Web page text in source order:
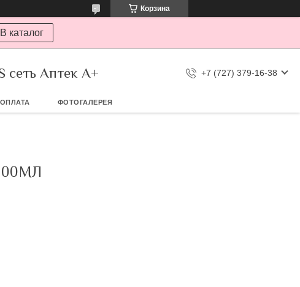
Корзина
В каталог
Аптек А+ +7 (727) 379-16-38
ФОТОГАЛЕРЕЯ